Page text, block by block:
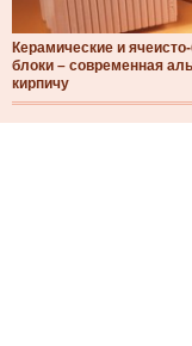
Керамические и
блоки – современная
кирпичу